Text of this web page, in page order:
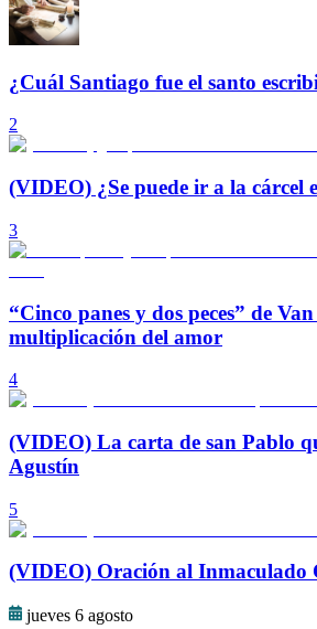
¿Cuál Santiago fue el santo
2
(VIDEO) ¿Se puede ir a la cárcel
3
“Cinco panes y dos peces” de
multiplicación del amor
4
(VIDEO) La carta de san Pablo
Agustín
5
(VIDEO) Oración al Inmaculado
jueves 6 agosto